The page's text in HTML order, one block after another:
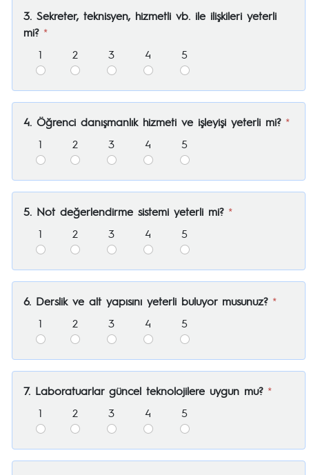
3. Sekreter, teknisyen, hizmetli vb. ile ilişkileri yeterli
mi? *
1
2 3 4 5
4. Öğrenci danışmanlık hizmeti ve işleyişi yeterli mi? *
1
2 3 4 5
5. Not değerlendirme sistemi yeterli mi? *
1
2 3 4 5
6. Derslik ve alt yapısını yeterli buluyor musunuz? *
1
2 3 4 5
7. Laboratuarlar güncel teknolojilere uygun mu? *
1
2 3 4 5